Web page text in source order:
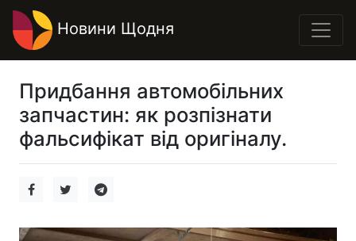
Новини Щодня
Придбання автомобільних
запчастин: як розпізнати
фальсифікат від оригіналу.